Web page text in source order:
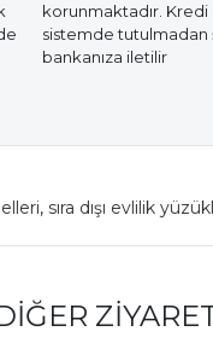
korunmaktadır. Kredi
sistemde tutulmadan
bankanıza iletilir
, sıra dışı evlilik